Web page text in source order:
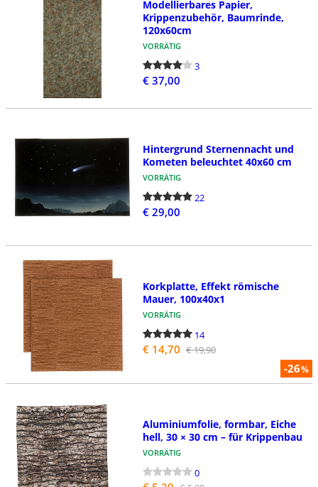
Modellierbares Papier,
Krippenzubehör, Baumrinde,
120x60cm
VORRÄTIG
3
€ 37,00
Hintergrund Sternennacht und
Kometen beleuchtet 40x60 cm
VORRÄTIG
22
€ 29,00
-26%
Korkplatte, Effekt römische
Mauer, 100x40x1
VORRÄTIG
14
€ 14,70 € 19,90
Aluminiumfolie, formbar, Eiche
hell, 30 × 30 cm – für Krippenbau
VORRÄTIG
0